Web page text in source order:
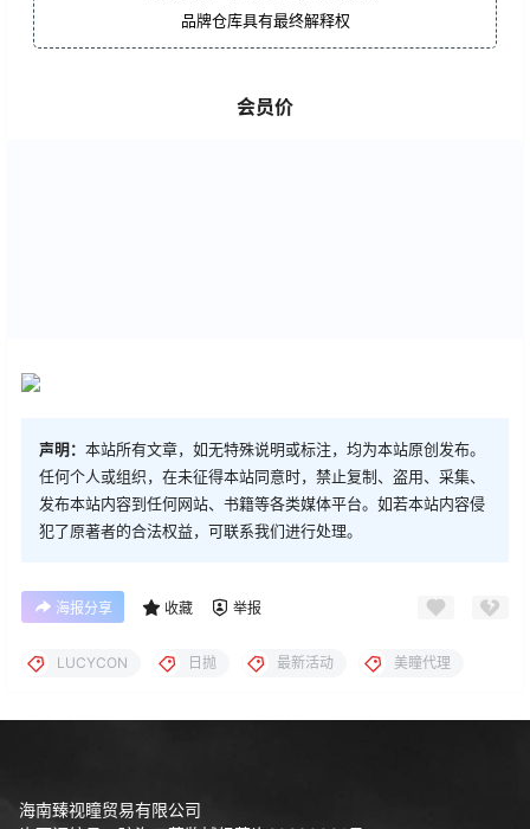
品牌仓库具有最终解释权
会员价
声明： 本站所有文章，如无特殊说明或标注，均为本站原创发布。
任何个人或组织，在未征得本站同意时，禁止复制、盗用、采集、
发布本站内容到任何网站、书籍等各类媒体平台。如若本站内容侵
犯了原著者的合法权益，可联系我们进行处理。
海报分享 收藏 举报
LUCYCON 日抛 最新活动 美瞳代理
海南臻视瞳贸易有限公司